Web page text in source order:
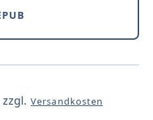
Versandkosten